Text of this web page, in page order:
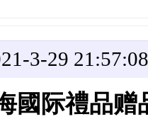
3-29 21:57:08
國际禮品